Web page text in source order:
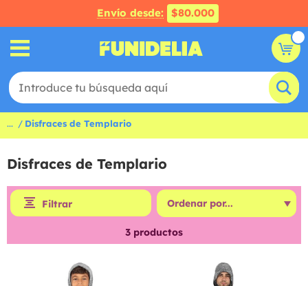
Envío desde: $80.000
... Disfraces de Templario
Disfraces de Templario
Filtrar
3 productos